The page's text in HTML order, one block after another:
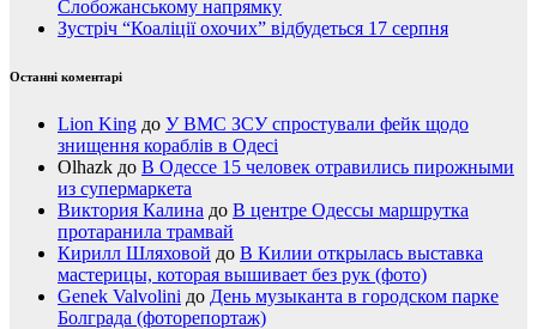
Слобожанському напрямку
Зустріч “Коаліції охочих” відбудеться 17 серпня
Останні коментарі
Lion King до У ВМС ЗСУ спростували фейк щодо
знищення кораблів в Одесі
Olhazk до В Одессе 15 человек отравились пирожными
из супермаркета
Виктория Калина до В центре Одессы маршрутка
протаранила трамвай
Кирилл Шляховой до В Килии открылась выставка
мастерицы, которая вышивает без рук (фото)
Genek Valvolini до День музыканта в городском парке
Болграда (фоторепортаж)